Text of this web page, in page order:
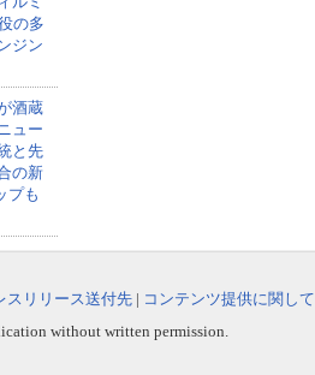
の多
ジン
酒蔵
ュー
と先
の新
プも
スリリース送付先 | コンテンツ提供に関して
without written permission.